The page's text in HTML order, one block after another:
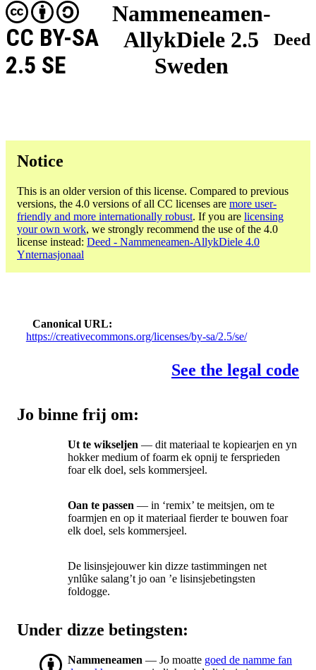
Nammeneamen-
AllykDiele 2.5
Sweden
CC BY-SA
2.5 SE
Deed
Notice
This is an older version of this license. Compared to previous
versions, the 4.0 versions of all CC licenses are more user-
friendly and more internationally robust. If you are licensing
your own work, we strongly recommend the use of the 4.0
license instead: Deed - Nammeneamen-AllykDiele 4.0
Ynternasjonaal
Canonical URL
https://creativecommons.org/licenses/by-sa/2.5/se/
See the legal code
Jo binne frij om:
Ut te wikseljen — dit materiaal te kopiearjen en yn
hokker medium of foarm ek opnij te fersprieden
foar elk doel, sels kommersjeel.
Oan te passen — in ‘remix’ te meitsjen, om te
foarmjen en op it materiaal fierder te bouwen foar
elk doel, sels kommersjeel.
De lisinsjejouwer kin dizze tastimmingen net
ynlûke salang’t jo oan ’e lisinsjebetingsten
foldogge.
Under dizze betingsten:
Nammeneamen — Jo moatte goed de namme fan